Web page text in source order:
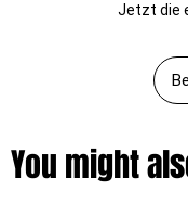
Jetzt die
You might